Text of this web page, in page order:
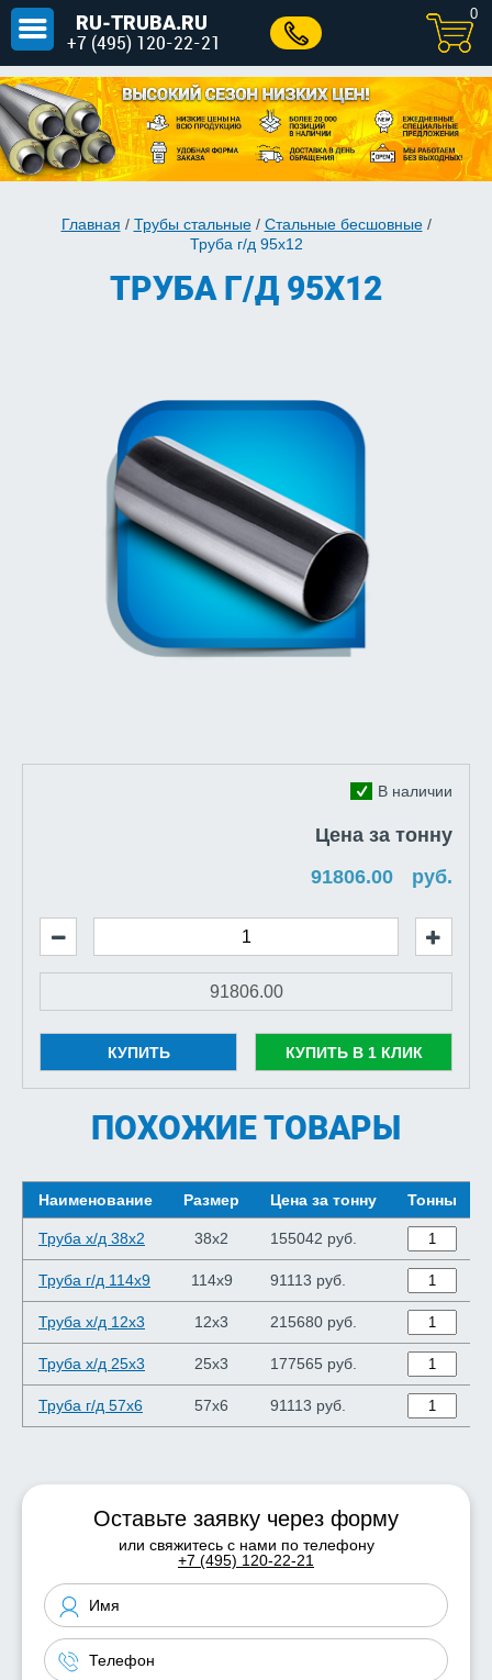
RU-TRUBA.RU
+7 (495) 120-22-21
0
Главная / Трубы стальные/ Стальные бесшовные/
Труба г/д 95x12
ТРУБА Г/Д 95X12
В наличии
Цена за тонну
руб.
КУПИТЬ КУПИТЬ В 1 КЛИК
ПОХОЖИЕ ТОВАРЫ
Наименование Размер Цена за тонну Тонны
Труба х/д 38x2 38x2 155042 руб.
Труба г/д 114x9 114x9 91113 руб.
Труба х/д 12x3 12x3 215680 руб.
Труба х/д 25x3 25x3 177565 руб.
Труба г/д 57x6 57x6 91113 руб.
Оставьте заявку через форму
или свяжитесь с нами по телефону
+7 (495) 120-22-21